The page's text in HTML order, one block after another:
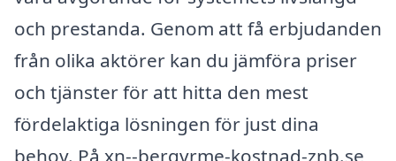
och prestanda. Genom att få erbjudanden
från olika aktörer kan du jämföra priser
och tjänster för att hitta den mest
fördelaktiga lösningen för just dina
behov. På xn--bergvrme-kostnad-znb.se